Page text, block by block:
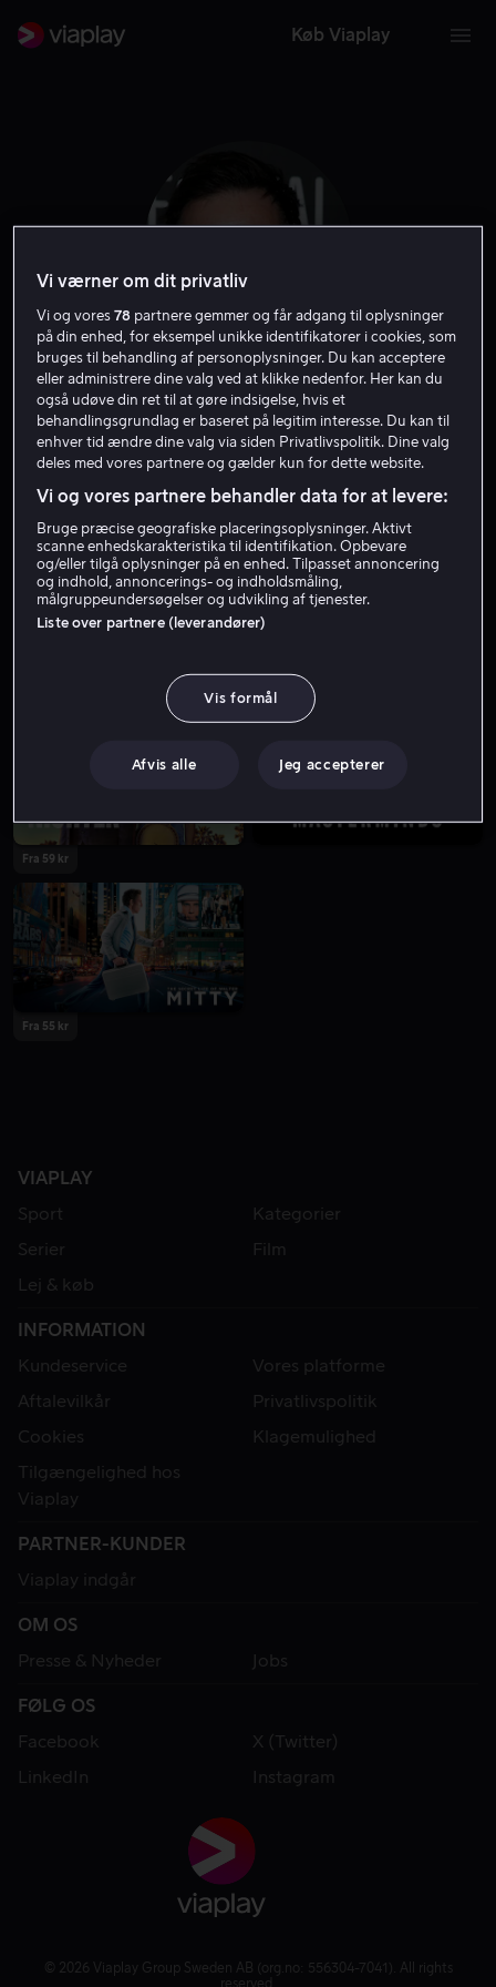
Køb Viaplay
Jon Daly
Stemme Skuespiller Gæst
Lej 49 kr
Fra 59 kr
Fra 55 kr
VIAPLAY
Sport
Kategorier
Serier
Film
Lej & køb
INFORMATION
Kundeservice
Vores platforme
Aftalevilkår
Privatlivspolitik
Cookies
Klagemulighed
Tilgængelighed hos
Viaplay
PARTNER-KUNDER
Viaplay indgår
OM OS
Presse & Nyheder
Jobs
FØLG OS
Facebook
X (Twitter)
LinkedIn
Instagram
© 2026 Viaplay Group Sweden AB (org.no: 556304-7041). All rights
reserved.
Vi værner om dit privatliv
Vi og vores78 partnere gemmer og får adgang til oplysninger
på din enhed, for eksempel unikke identifikatorer i cookies, som
bruges til behandling af personoplysninger. Du kan acceptere
eller administrere dine valg ved at klikke nedenfor. Her kan du
også udøve din ret til at gøre indsigelse, hvis et
behandlingsgrundlag er baseret på legitim interesse. Du kan til
enhver tid ændre dine valg via siden Privatlivspolitik. Dine valg
deles med vores partnere og gælder kun for dette website.
Vi og vores partnere behandler data for at levere:
Bruge præcise geografiske placeringsoplysninger. Aktivt
scanne enhedskarakteristika til identifikation. Opbevare
og/eller tilgå oplysninger på en enhed. Tilpasset annoncering
og indhold, annoncerings- og indholdsmåling,
målgruppeundersøgelser og udvikling af tjenester.
Liste over partnere (leverandører)
Vis formål
Afvis alle Jeg accepterer